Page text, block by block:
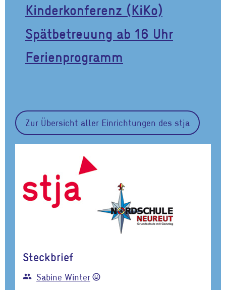
Kinderkonferenz (KiKo)
Spätbetreuung ab 16 Uhr
Ferienprogramm
Zur Übersicht aller Einrichtungen des stja
Steckbrief
group Sabine Winter sentiment_very_satisfied